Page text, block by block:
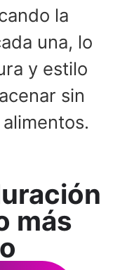
la
una, lo
y estilo
sin
más